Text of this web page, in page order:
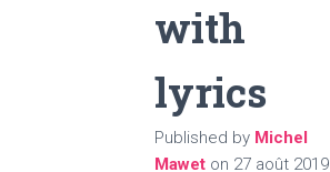
with
lyrics
Published by Michel
Mawet on 27 août 2019